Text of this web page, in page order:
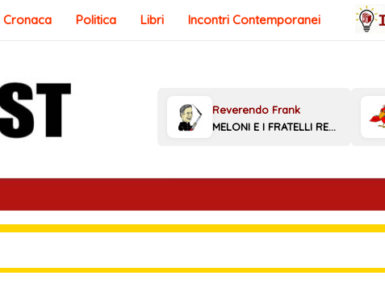
Cronaca Politica Libri Incontri Contemporanei
MELONI E I FRATELLI REGGINI